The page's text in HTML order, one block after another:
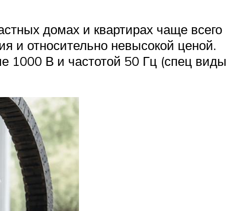
домах и квартирах чаще всего
и относительно невысокой ценой.
1000 В и частотой 50 Гц (спец виды